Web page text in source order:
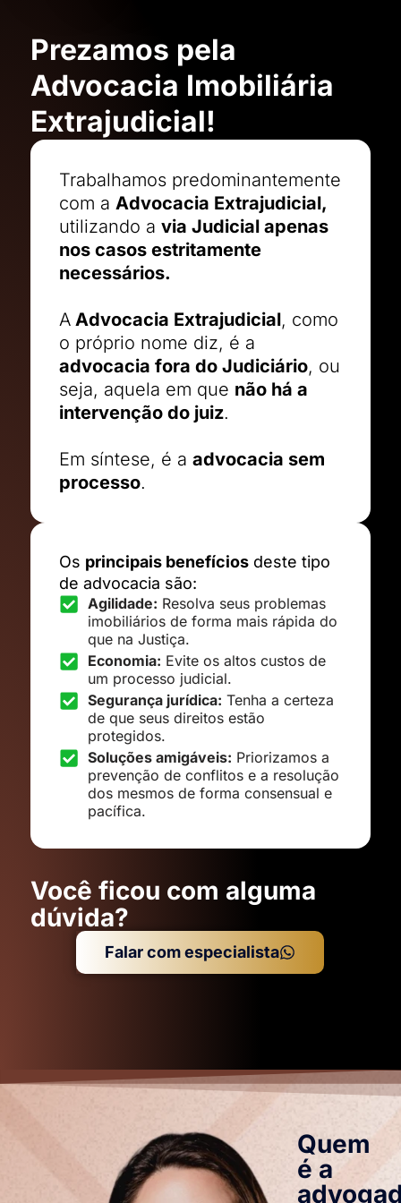
Prezamos pela
Advocacia Imobiliária
Extrajudicial!
Trabalhamos predominantemente
com a Advocacia Extrajudicial,
utilizando a via Judicial apenas
nos casos estritamente
necessários.
AAdvocacia Extrajudicial, como
o próprio nome diz, é a
advocacia fora do Judiciário, ou
seja, aquela em que não há a
intervenção do juiz.
Em síntese, é a advocacia sem
processo.
Os principais benefíciosdeste tipo
de advocacia são:
Agilidade: Resolva seus problemas
imobiliários de forma mais rápida do
que na Justiça.
Economia: Evite os altos custos de
um processo judicial.
Segurança jurídica: Tenha a certeza
de que seus direitos estão
protegidos.
Soluções amigáveis: Priorizamos a
prevenção de conflitos e a resolução
dos mesmos de forma consensual e
pacífica.
Você ficou com alguma
dúvida?
Falar com especialista
Quem
é a